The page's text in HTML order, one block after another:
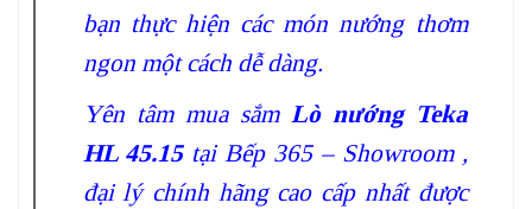
bạn thực hiện các món nướng thơm
ngon một cách dễ dàng.
Yên tâm mua sắm Lò nướng Teka
HL 45.15tại Bếp 365 – Showroom ,
đại lý chính hãng cao cấp nhất được